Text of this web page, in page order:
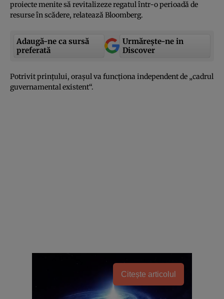
proiecte menite să revitalizeze regatul într-o perioadă de
resurse în scădere, relatează Bloomberg.
Adaugă-ne ca sursă
preferată
Urmărește-ne in
Discover
Potrivit prinţului, oraşul va funcţiona independent de „cadrul
guvernamental existent“.
Citește articolul